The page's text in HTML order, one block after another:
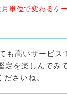
単位で変わるケ
も高いサービス
定を楽しんでみ
さいね。